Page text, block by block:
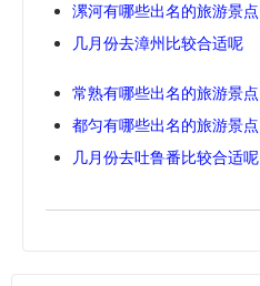
漯河有哪些出名的旅游景点
几月份去漳州比较合适呢
常熟有哪些出名的旅游景点
都匀有哪些出名的旅游景点
几月份去吐鲁番比较合适呢